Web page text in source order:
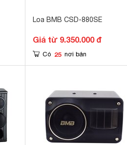
Loa BMB CSD-880SE
Giá từ 9.350.000 đ
Có 25 nơi bán